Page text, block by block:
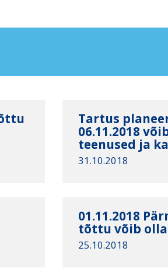
Tartus
06.11.2018
teenused ja
31.10.2018
01.11.2018
tõttu võib olla
25.10.2018